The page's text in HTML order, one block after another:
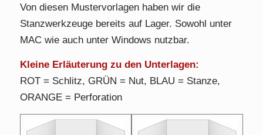
Von diesen Mustervorlagen haben wir die
Stanzwerkzeuge bereits auf Lager. Sowohl unter
MAC wie auch unter Windows nutzbar.
Kleine Erläuterung zu den Unterlagen:
ROT = Schlitz, GRÜN = Nut, BLAU = Stanze,
ORANGE = Perforation